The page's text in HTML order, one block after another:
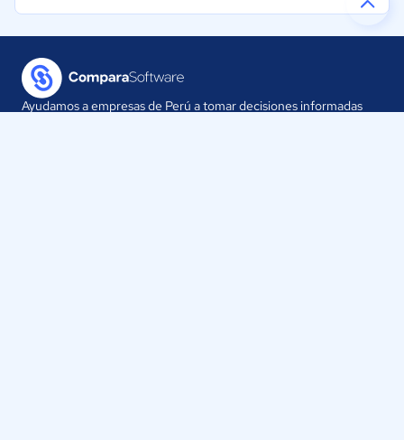
Ayudamos a empresas de Perú a tomar decisiones informadas